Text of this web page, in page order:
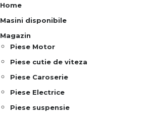
Home
Masini disponibile
Magazin
Piese Motor
Piese cutie de viteza
Piese Caroserie
Piese Electrice
Piese suspensie